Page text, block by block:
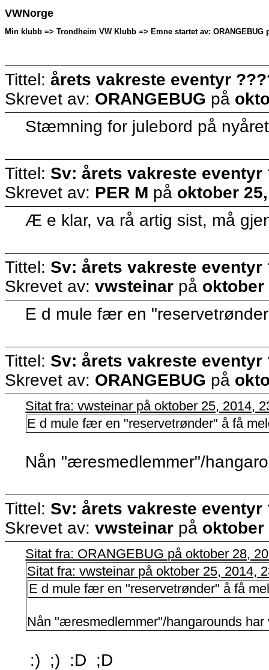
VWNorge
Min klubb => Trondheim VW Klubb => Emne startet av: ORANGEBUG
Tittel: årets vakreste eventyr
Skrevet av: ORANGEBUG på
Stæmning for julebord på
Tittel: Sv: årets vakreste eventyr
Skrevet av: PER M på oktober
Æ e klar, va rå artig sist, må
Tittel: Sv: årets vakreste eventyr
Skrevet av: vwsteinar på oktober
E d mule fær en
Tittel: Sv: årets vakreste eventyr
Skrevet av: ORANGEBUG på
Sitat fra: vwsteinar på oktober 25, 2014,
E d mule fær en "reservetrønder" å få
Nån "æresmedlemmer"/
Tittel: Sv: årets vakreste eventyr
Skrevet av: vwsteinar på oktober
Sitat fra: ORANGEBUG på oktober 28,
Sitat fra: vwsteinar på oktober 25, 2014,
E d mule fær en "reservetrønder" å få
Nån "æresmedlemmer"/hangarounds
:) ;) :D ;D